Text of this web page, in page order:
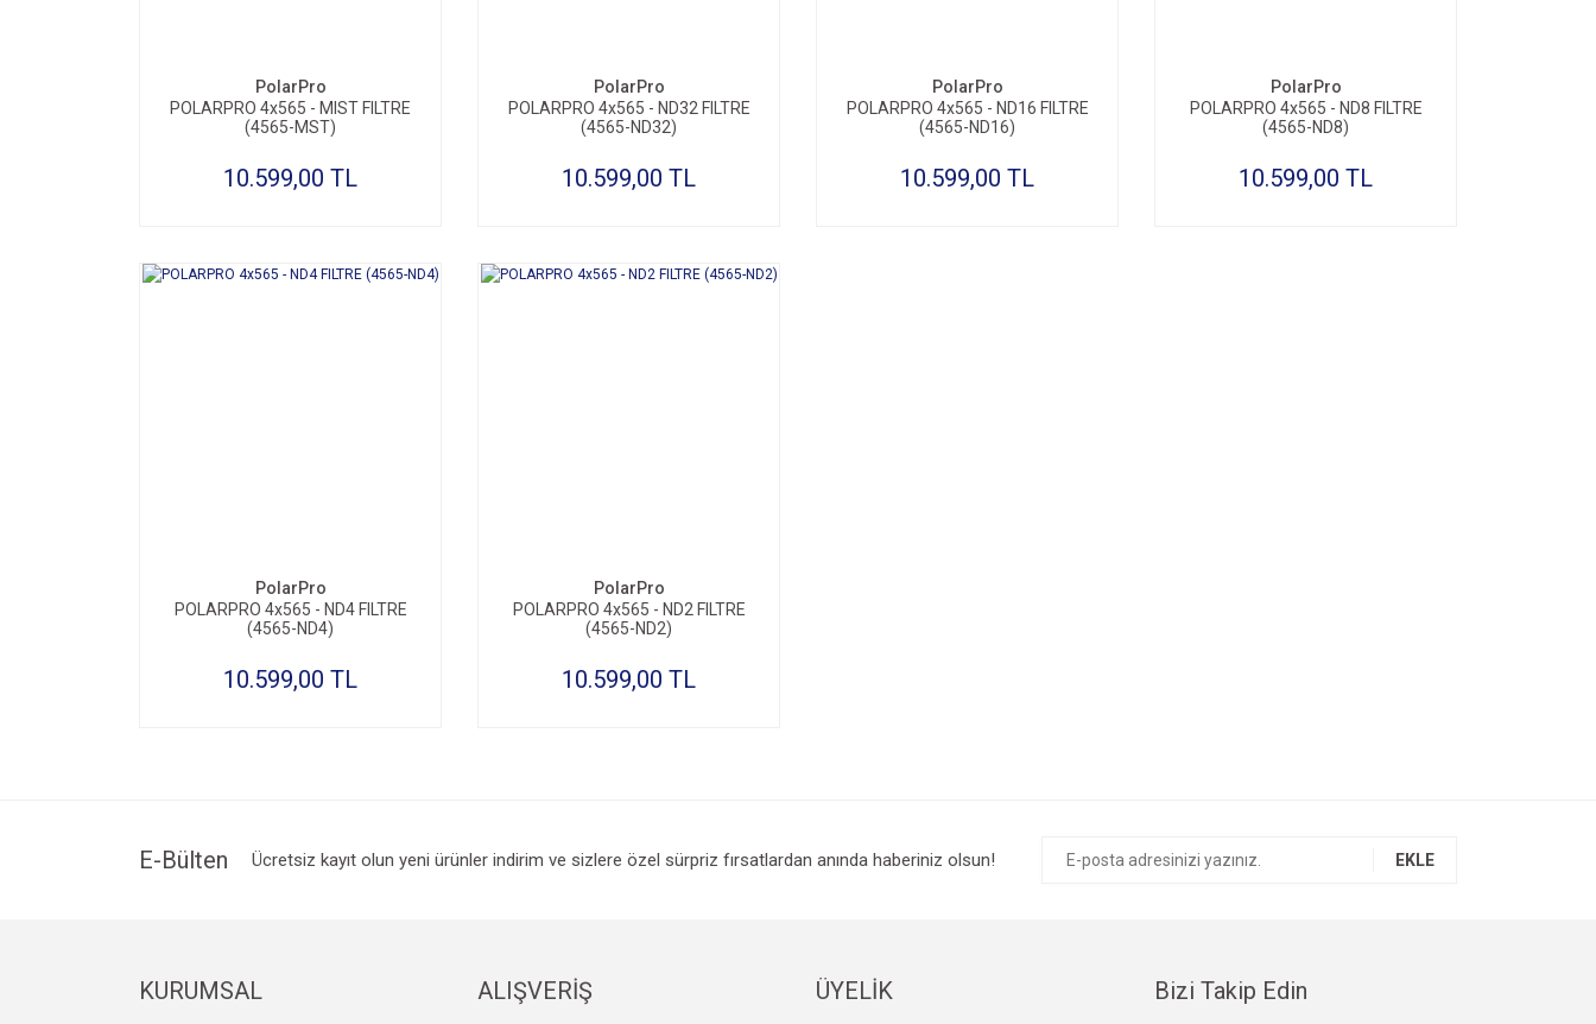
PolarPro
POLARPRO 4x565 - MIST FILTRE
(4565-MST)
10.599,00 TL
PolarPro
POLARPRO 4x565 - ND32 FILTRE
(4565-ND32)
10.599,00 TL
PolarPro
POLARPRO 4x565 - ND16 FILTRE
(4565-ND16)
10.599,00 TL
PolarPro
POLARPRO 4x565 - ND8 FILTRE
(4565-ND8)
10.599,00 TL
PolarPro
POLARPRO 4x565 - ND4 FILTRE
(4565-ND4)
10.599,00 TL
PolarPro
POLARPRO 4x565 - ND2 FILTRE
(4565-ND2)
10.599,00 TL
E-Bülten Ücretsiz kayıt olun yeni ürünler indirim ve sizlere özel sürpriz fırsatlardan anında haberiniz olsun! EKLE
KURUMSAL ALIŞVERİŞ ÜYELİK Bizi Takip Edin